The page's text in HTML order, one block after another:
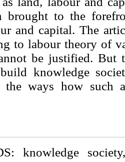
brought to the
and capital. The
to labour theory of
be justified. But
knowledge
the ways how such
knowledge